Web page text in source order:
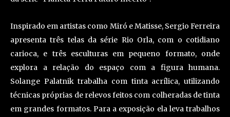
Inspirado em artistas como Miró e Matisse, Sergio Ferreira
apresenta três telas da série Rio Orla, com o cotidiano
carioca, e três esculturas em pequeno formato, onde
explora a relação do espaço com a figura humana.
Solange Palatnik trabalha com tinta acrílica, utilizando
técnicas próprias de relevos feitos com colheradas de tinta
em grandes formatos. Para a exposição ela leva trabalhos